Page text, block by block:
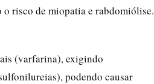
risco de miopatia e rabdomiólise.
(varfarina), exigindo
podendo causar